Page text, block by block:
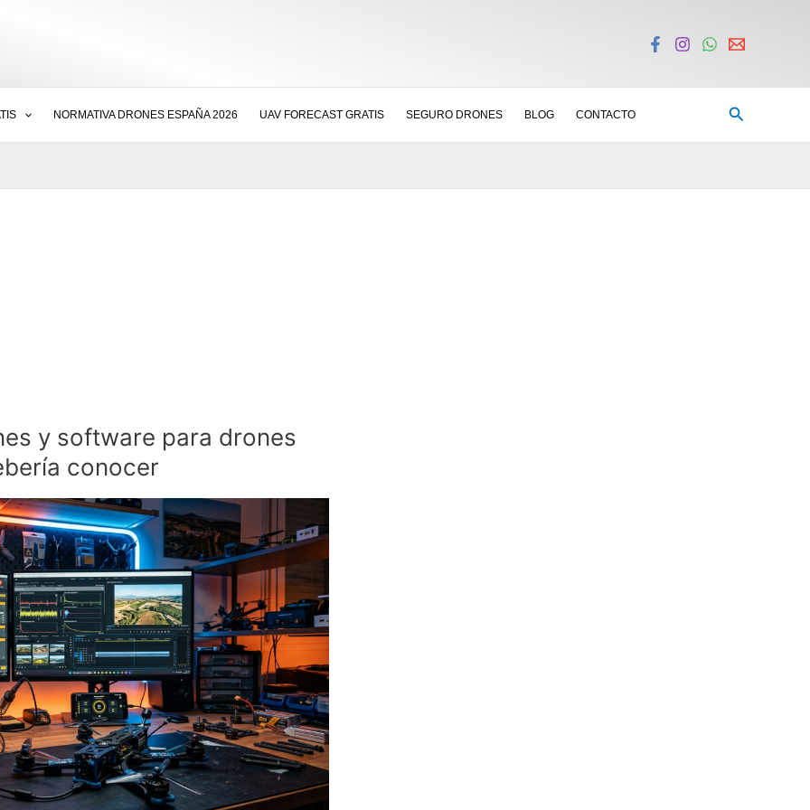
NORMATIVA DRONES ESPAÑA 2026 UAV FORECAST GRATIS SEGURO DRONES BLOG CONTACTO Buscar
y software para drones
conocer